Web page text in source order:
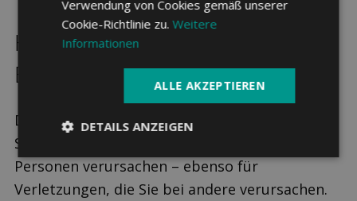
Haftpflicht­versicherung: Bei den
Eltern mit­versichert
Die private Haftpflichtversicherung kommt für
Schäden auf, die Sie am Eigentum anderer
Personen verursachen – ebenso für
Verletzungen, die Sie bei andere verursachen.
Verwendung von Cookies gemäß unserer
Cookie-Richtlinie zu.Weitere
Informationen
ALLE AKZEPTIEREN
DETAILS ANZEIGEN